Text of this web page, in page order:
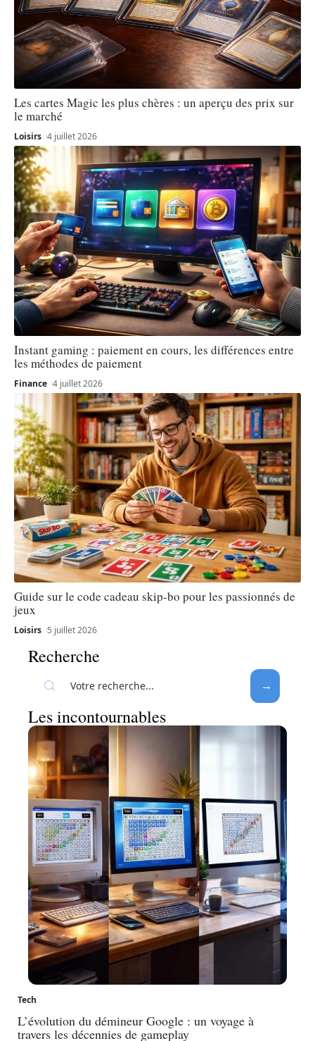
Les cartes Magic les plus chères : un aperçu des prix sur
le marché
Loisirs 4 juillet 2026
Instant gaming : paiement en cours, les différences entre
les méthodes de paiement
Finance 4 juillet 2026
Guide sur le code cadeau skip-bo pour les passionnés de
jeux
Loisirs 5 juillet 2026
Recherche
Les incontournables
Tech
L’évolution du démineur Google : un voyage à
travers les décennies de gameplay